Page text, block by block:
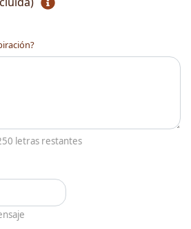
letras restantes